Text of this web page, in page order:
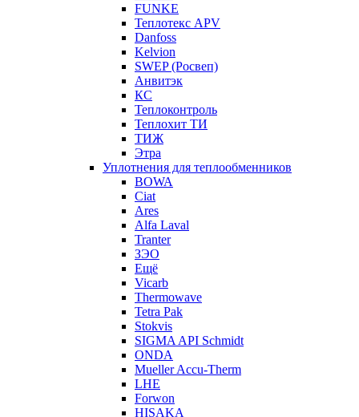
FUNKE
Теплотекс APV
Danfoss
Kelvion
SWEP (Росвеп)
Анвитэк
КС
Теплоконтроль
Теплохит ТИ
ТИЖ
Этра
Уплотнения для теплообменников
BOWA
Ciat
Ares
Alfa Laval
Tranter
ЗЭО
Ещё
Vicarb
Thermowave
Tetra Pak
Stokvis
SIGMA API Schmidt
ONDA
Mueller Accu-Therm
LHE
Forwon
HISAKA